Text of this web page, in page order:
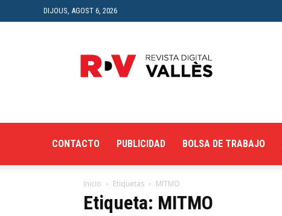
DIJOUS, AGOST 6, 2026
Digital
del
CONTACTO PUBLICIDAD BOLSA DE TRABAJO
Inicio Etiquetas MITMO
Etiqueta: MITMO